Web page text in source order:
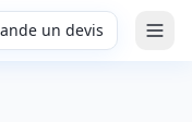
un devis